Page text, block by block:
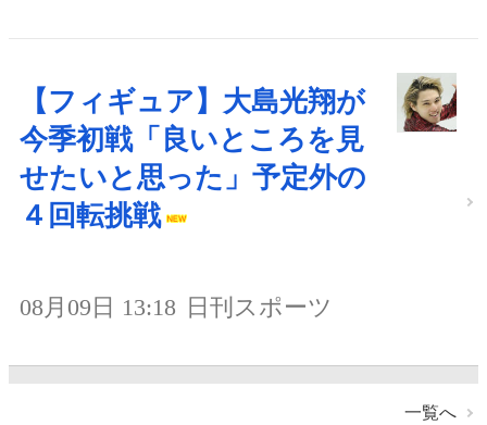
【フィギュア】大島光翔が
今季初戦「良いところを見
せたいと思った」予定外の
４回転挑戦
08月09日 13:18 日刊スポーツ
一覧へ